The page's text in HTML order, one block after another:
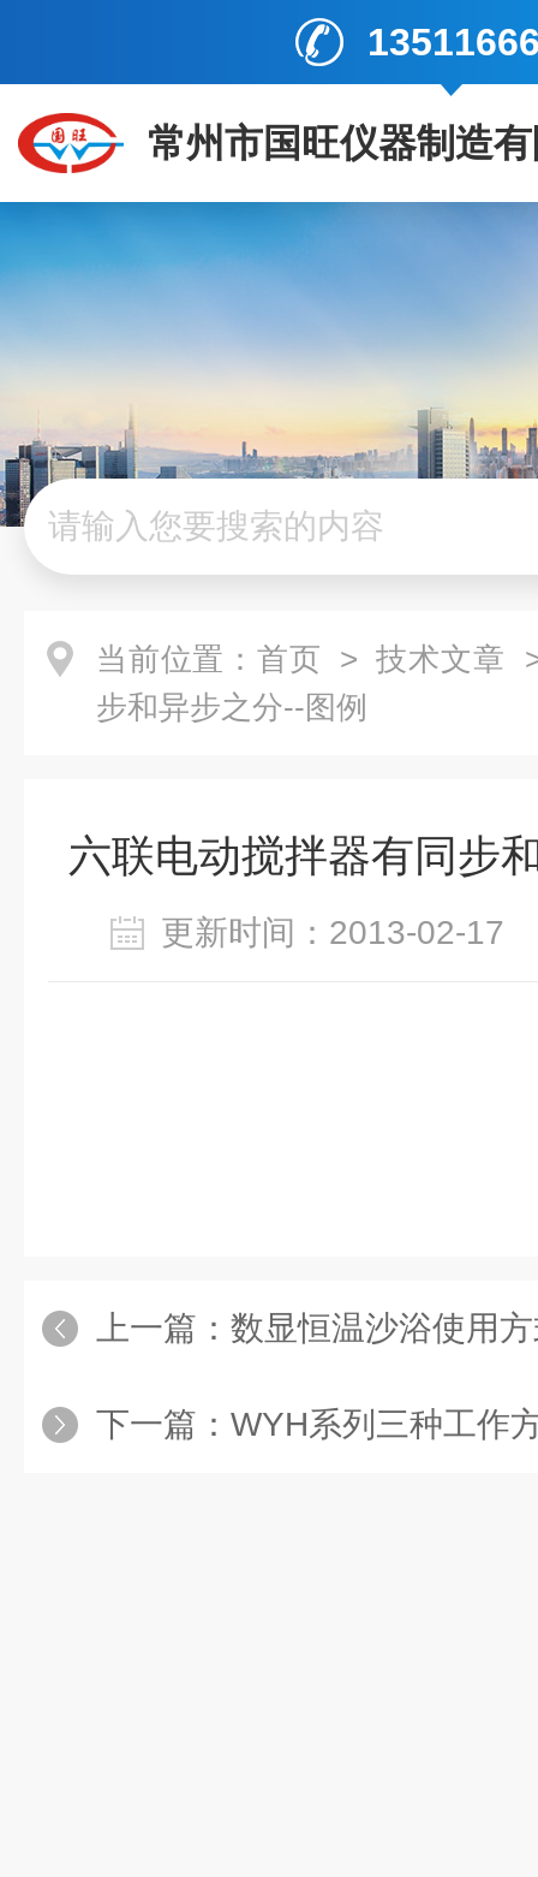
常州市国旺仪器制造
当前位置： 首页 > 技术文章
步和异步之分--图例
六联电动搅拌器有同步
更新时间：2013-02-
上一篇： 数显恒温沙浴使用
下一篇： WYH系列三种工作方式水